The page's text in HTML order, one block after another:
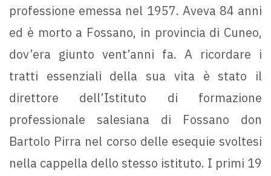
professione emessa nel 1957. Aveva 84 anni
ed è morto a Fossano, in provincia di Cuneo,
dov’era giunto vent’anni fa. A ricordare i
tratti essenziali della sua vita è stato il
direttore dell’Istituto di formazione
professionale salesiana di Fossano don
Bartolo Pirra nel corso delle esequie svoltesi
nella cappella dello stesso istituto. I primi 19